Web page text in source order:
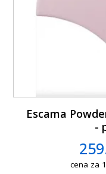
Escama
-
cena za